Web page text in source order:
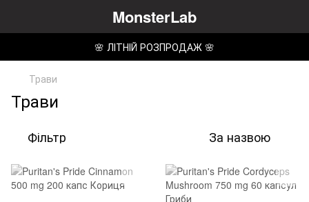
MonsterLab
🌸 ЛІТНІЙ РОЗПРОДАЖ 🌸
Трави
Трави
Фільтр За назвою